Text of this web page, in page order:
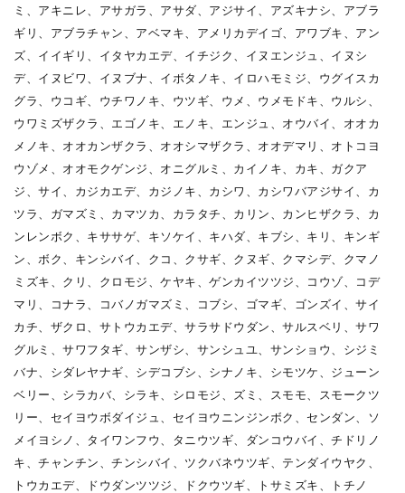
ミ、アキニレ、アサガラ、アサダ、アジサイ、アズキナシ、アブラ
ギリ、アブラチャン、アベマキ、アメリカデイゴ、アワブキ、アン
ズ、イイギリ、イタヤカエデ、イチジク、イヌエンジュ、イヌシ
デ、イヌビワ、イヌブナ、イボタノキ、イロハモミジ、ウグイスカ
グラ、ウコギ、ウチワノキ、ウツギ、ウメ、ウメモドキ、ウルシ、
ウワミズザクラ、エゴノキ、エノキ、エンジュ、オウバイ、オオカ
メノキ、オオカンザクラ、オオシマザクラ、オオデマリ、オトコヨ
ウゾメ、オオモクゲンジ、オニグルミ、カイノキ、カキ、ガクア
ジ、サイ、カジカエデ、カジノキ、カシワ、カシワバアジサイ、カ
ツラ、ガマズミ、カマツカ、カラタチ、カリン、カンヒザクラ、カ
ンレンボク、キササゲ、キソケイ、キハダ、キブシ、キリ、キンギ
ン、ボク、キンシバイ、クコ、クサギ、クヌギ、クマシデ、クマノ
ミズキ、クリ、クロモジ、ケヤキ、ゲンカイツツジ、コウゾ、コデ
マリ、コナラ、コバノガマズミ、コブシ、ゴマギ、ゴンズイ、サイ
カチ、ザクロ、サトウカエデ、サラサドウダン、サルスベリ、サワ
グルミ、サワフタギ、サンザシ、サンシュユ、サンショウ、シジミ
バナ、シダレヤナギ、シデコブシ、シナノキ、シモツケ、ジューン
ベリー、シラカバ、シラキ、シロモジ、ズミ、スモモ、スモークツ
リー、セイヨウボダイジュ、セイヨウニンジンボク、センダン、ソ
メイヨシノ、タイワンフウ、タニウツギ、ダンコウバイ、チドリノ
キ、チャンチン、チンシバイ、ツクバネウツギ、テンダイウヤク、
トウカエデ、ドウダンツツジ、ドクウツギ、トサミズキ、トチノ